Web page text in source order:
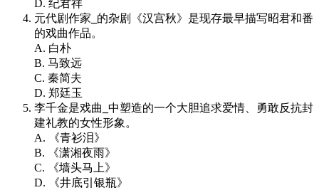
D. 纪君祥
元代剧作家 的杂剧《汉宫秋》是现存最早描写昭君和番
的戏曲作品。
A. 白朴
B. 马致远
C. 秦简夫
D. 郑廷玉
李千金是戏曲 中塑造的一个大胆追求爱情、勇敢反抗封
建礼教的女性形象。
A. 《青衫泪》
B. 《潇湘夜雨》
C. 《墙头马上》
D. 《井底引银瓶》